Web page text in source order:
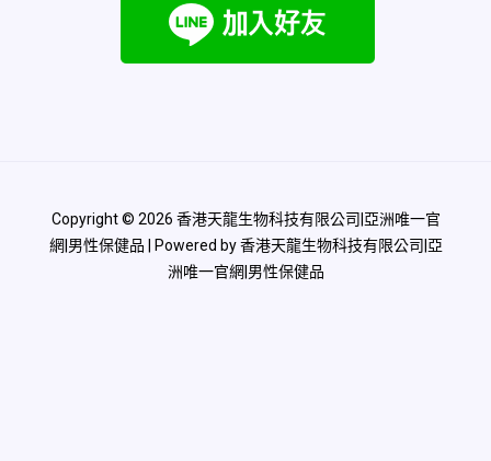
Copyright © 2026 香港天龍生物科技有限公司|亞洲唯一官
網|男性保健品 | Powered by 香港天龍生物科技有限公司|亞
洲唯一官網|男性保健品